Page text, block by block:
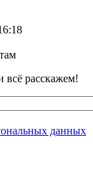
всё расскажем!
данных